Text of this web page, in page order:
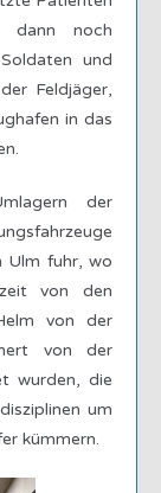
dann noch
und
Feldjäger,
in das
der
Ulm fuhr, wo
von den
von der
von der
wurden, die
um
kümmern.